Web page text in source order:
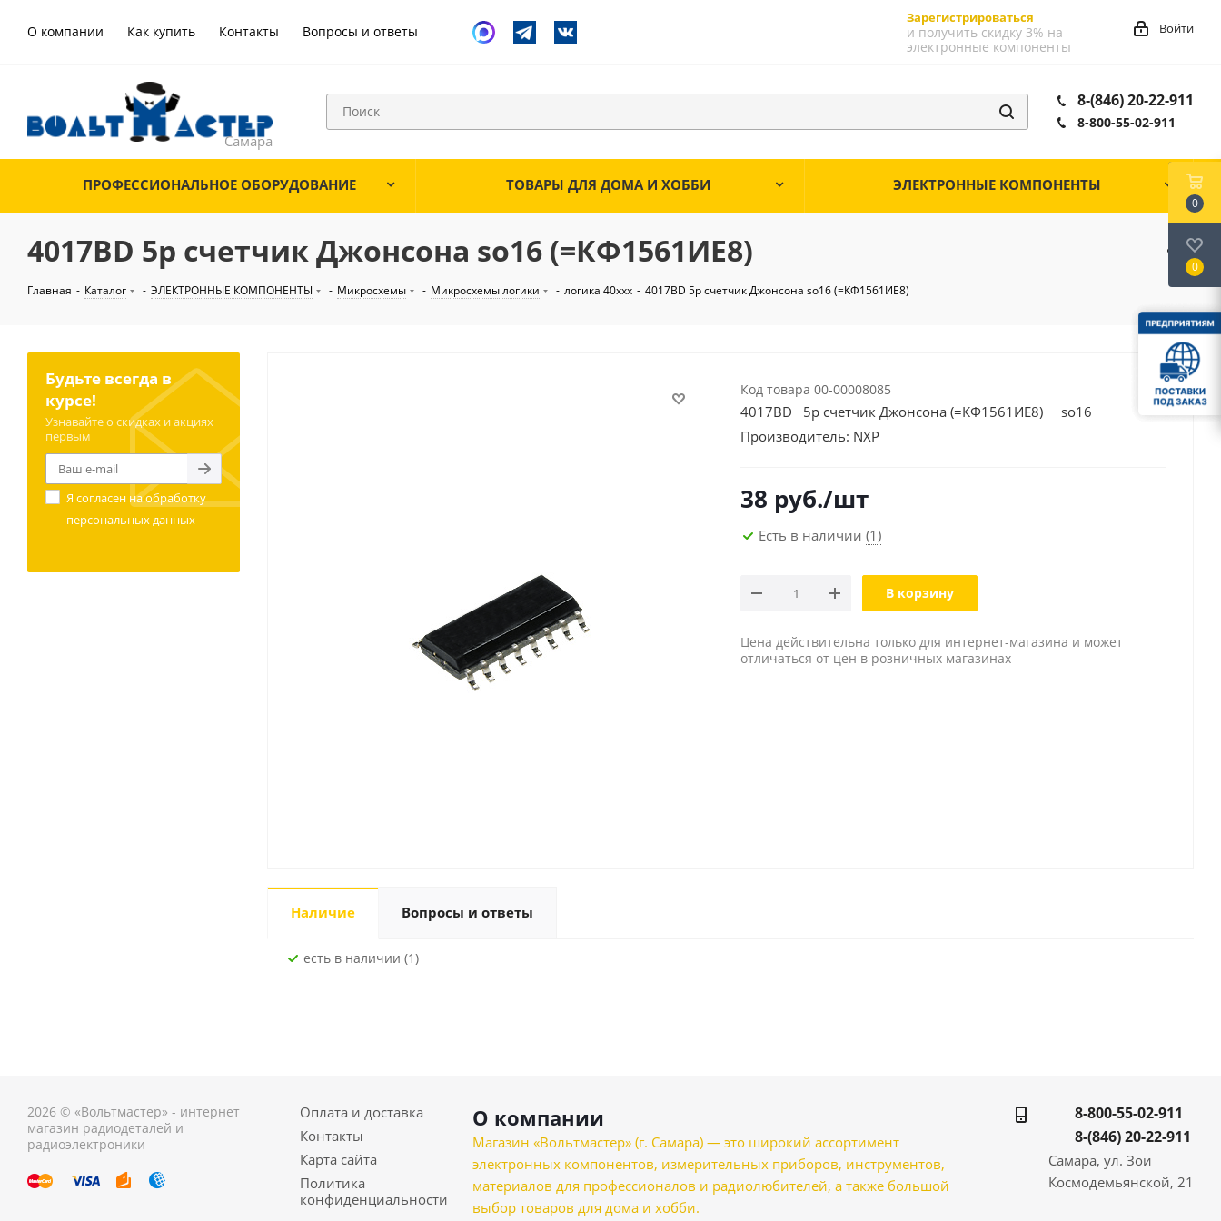
О компании Как купить Контакты Вопросы и ответы
Зарегистрироваться
и получить скидку 3% на
электронные компоненты
Войти
8-(846) 20-22-911
8-800-55-02-911
ПРОФЕССИОНАЛЬНОЕ ОБОРУДОВАНИЕ ТОВАРЫ ДЛЯ ДОМА И ХОББИ ЭЛЕКТРОННЫЕ КОМПОНЕНТЫ
4017BD 5р счетчик Джонсона so16 (=КФ1561ИЕ8)
Главная - Каталог - ЭЛЕКТРОННЫЕ КОМПОНЕНТЫ - Микросхемы - Микросхемы логики - логика 40ххх - 4017BD 5р счетчик Джонсона so16 (=КФ1561ИЕ8)
Код товара 00-00008085
4017BD 5р счетчик Джонсона (=КФ1561ИЕ8) so16
Производитель: NXP
38 руб./шт
Есть в наличии (1)
В корзину
Цена действительна только для интернет-магазина и может
отличаться от цен в розничных магазинах
Наличие Вопросы и ответы
Есть в наличии (1)
Будьте всегда в
курсе!
Узнавайте о скидках и акциях
первым
Я согласен наобработку
персональных данных
2026 © «Вольтмастер» - интернет
магазин радиодеталей и
радиоэлектроники
Оплата и доставка
Контакты
Карта сайта
Политика
конфиденциальности
О компании
Магазин «Вольтмастер» (г. Самара) — это широкий ассортимент
электронных компонентов, измерительных приборов, инструментов,
материалов для профессионалов и радиолюбителей, а также большой
выбор товаров для дома и хобби.
8-800-55-02-911
8-(846) 20-22-911
Самара, ул. Зои
Космодемьянской, 21
0
0